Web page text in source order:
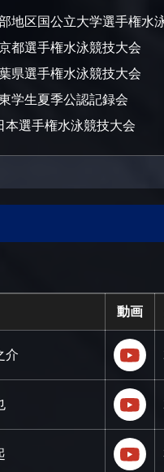
地区国公立大学選手権水
都選手権水泳競技大会
県選手権水泳競技大会
学生夏季公認記録会
本選手権水泳競技大会
動画
介